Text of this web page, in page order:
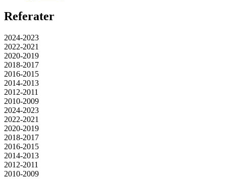
Referater
2024-2023
2022-2021
2020-2019
2018-2017
2016-2015
2014-2013
2012-2011
2010-2009
2024-2023
2022-2021
2020-2019
2018-2017
2016-2015
2014-2013
2012-2011
2010-2009